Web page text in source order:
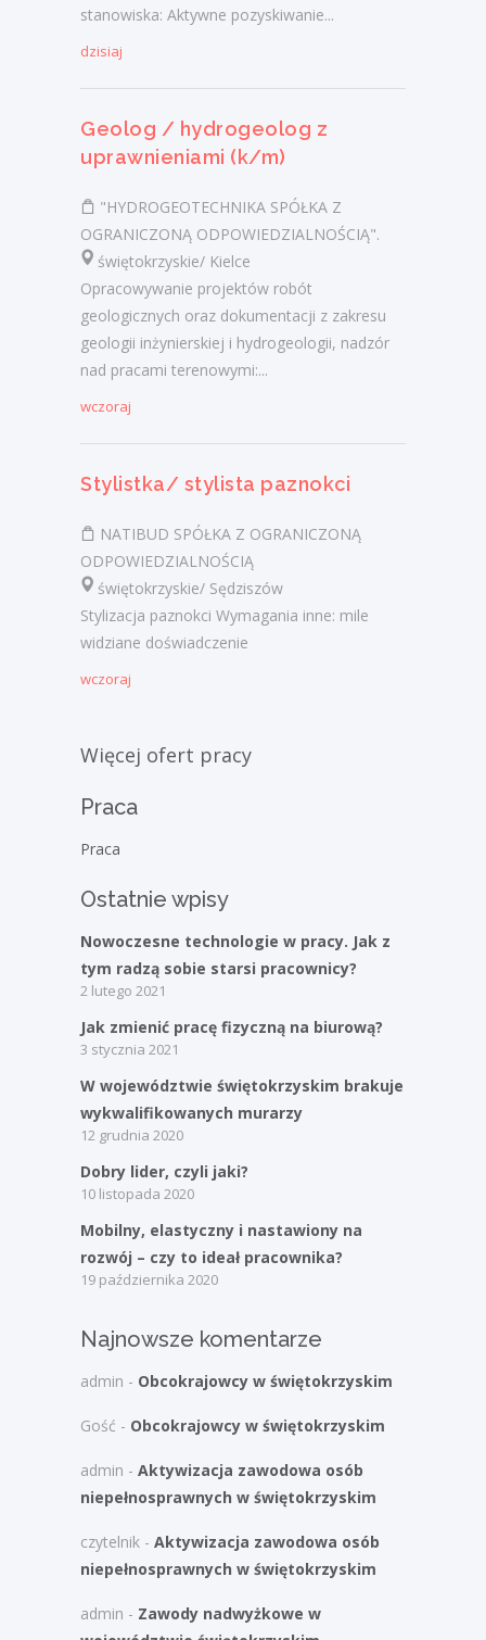
stanowiska: Aktywne pozyskiwanie...
dzisiaj
Geolog / hydrogeolog z
uprawnieniami (k/m)
"HYDROGEOTECHNIKA SPÓŁKA Z
OGRANICZONĄ ODPOWIEDZIALNOŚCIĄ".
świętokrzyskie/ Kielce
Opracowywanie projektów robót
geologicznych oraz dokumentacji z zakresu
geologii inżynierskiej i hydrogeologii, nadzór
nad pracami terenowymi:...
wczoraj
Stylistka/ stylista paznokci
NATIBUD SPÓŁKA Z OGRANICZONĄ
ODPOWIEDZIALNOŚCIĄ
świętokrzyskie/ Sędziszów
Stylizacja paznokci Wymagania inne: mile
widziane doświadczenie
wczoraj
Więcej ofert pracy
Praca
Praca
Ostatnie wpisy
Nowoczesne technologie w pracy. Jak z
tym radzą sobie starsi pracownicy?
2 lutego 2021
Jak zmienić pracę fizyczną na biurową?
3 stycznia 2021
W województwie świętokrzyskim brakuje
wykwalifikowanych murarzy
12 grudnia 2020
Dobry lider, czyli jaki?
10 listopada 2020
Mobilny, elastyczny i nastawiony na
rozwój – czy to ideał pracownika?
19 października 2020
Najnowsze komentarze
admin - Obcokrajowcy w świętokrzyskim
Gość - Obcokrajowcy w świętokrzyskim
admin - Aktywizacja zawodowa osób
niepełnosprawnych w świętokrzyskim
czytelnik - Aktywizacja zawodowa osób
niepełnosprawnych w świętokrzyskim
admin - Zawody nadwyżkowe w